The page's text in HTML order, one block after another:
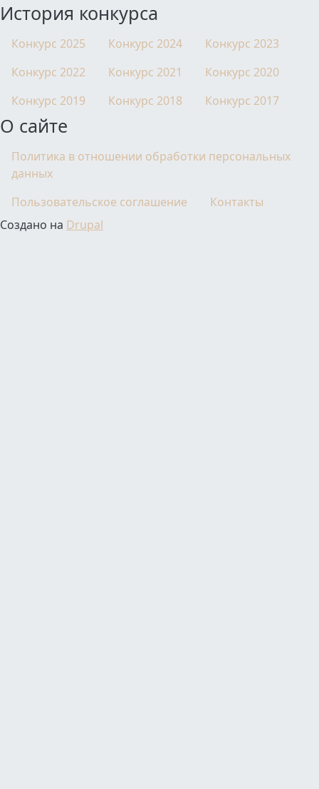
История конкурса
Конкурс 2025 Конкурс 2024
Конкурс 2023
Конкурс 2022
Конкурс 2021
Конкурс 2020
Конкурс 2019
Конкурс 2018 Конкурс 2017
О сайте
Политика в отношении обработки персональных
данных
Пользовательское соглашение
Контакты
Создано на Drupal